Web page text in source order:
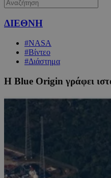
ΔΙΕΘΝΗ
#NASA
#Βίντεο
#Διάστημα
H Blue Origin γράφει